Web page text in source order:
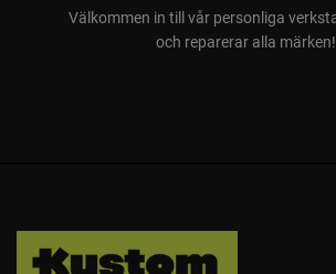
Välkommen in till vår personliga
och reparerar alla märken!